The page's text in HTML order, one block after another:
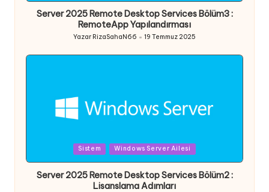
Server 2025 Remote Desktop Services Bölüm3 :
RemoteApp Yapılandırması
Yazar RizaSahaN66 19 Temmuz 2025
in
Sistem Windows Server Ailesi
Server 2025 Remote Desktop Services Bölüm2 :
Lisanslama Adımları